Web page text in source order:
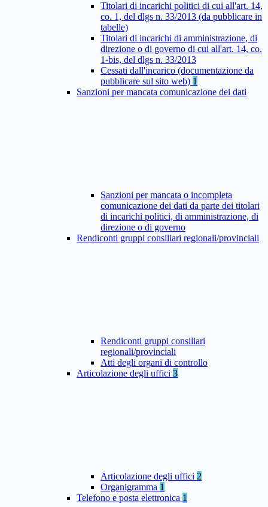
Titolari di incarichi politici di cui all'art. 14,
co. 1, del dlgs n. 33/2013 (da pubblicare in
tabelle)
Titolari di incarichi di amministrazione, di
direzione o di governo di cui all'art. 14, co.
1-bis, del dlgs n. 33/2013
Cessati dall'incarico (documentazione da
pubblicare sul sito web) 1
Sanzioni per mancata comunicazione dei dati
Sanzioni per mancata o incompleta
comunicazione dei dati da parte dei titolari
di incarichi politici, di amministrazione, di
direzione o di governo
Rendiconti gruppi consiliari regionali/provinciali
Rendiconti gruppi consiliari
regionali/provinciali
Atti degli organi di controllo
Articolazione degli uffici 3
Articolazione degli uffici 2
Organigramma 1
Telefono e posta elettronica 1